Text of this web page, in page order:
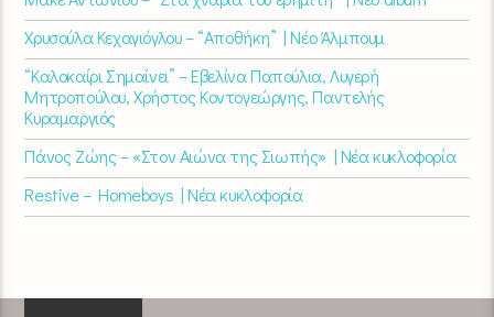
Χρυσούλα Κεχαγιόγλου – “Αποθήκη” | Νέο Άλμπουμ
“Καλοκαίρι Σημαίνει” – Εβελίνα Παπούλια, Λυγερή
Μητροπούλου, Χρήστος Κοντογεώργης, Παντελής
Κυραμαργιός
Πάνος Ζώης – «Στον Αιώνα της Σιωπής» | Νέα κυκλοφορία
Restive – Homeboys | Νέα κυκλοφορία